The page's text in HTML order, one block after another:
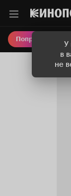
У
в
не
Попробовать